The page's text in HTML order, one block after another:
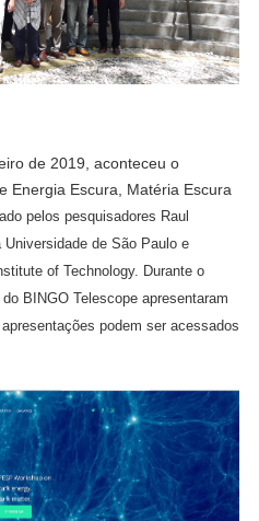
de 2019, aconteceu o
Energia Escura, Matéria Escura
pelos pesquisadores Raul
de São Paulo e
of Technology. Durante o
BINGO Telescope apresentaram
podem ser acessados